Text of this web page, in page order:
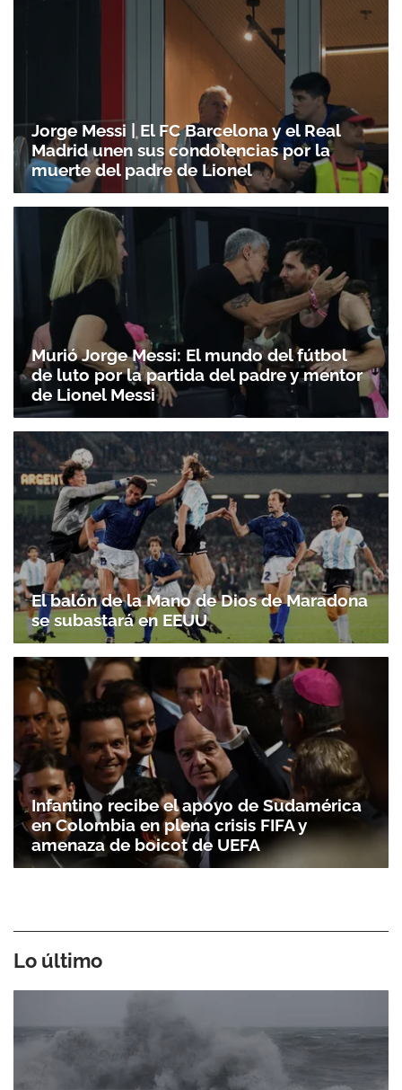
Jorge Messi | El FC Barcelona y el Real
Madrid unen sus condolencias por la
muerte del padre de Lionel
Murió Jorge Messi: El mundo del fútbol
de luto por la partida del padre y mentor
de Lionel Messi
El balón de la Mano de Dios de Maradona
se subastará en EEUU
Infantino recibe el apoyo de Sudamérica
en Colombia en plena crisis FIFA y
amenaza de boicot de UEFA
Lo último